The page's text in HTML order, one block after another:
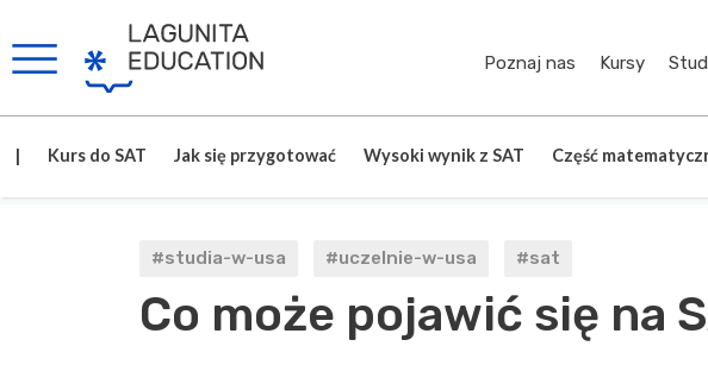
Poznaj nas Kursy
| Kurs do SAT Jak się przygotować Wysoki wynik z SAT Część
#studia-w-usa #uczelnie-w-usa #sat
Co może pojawić się na